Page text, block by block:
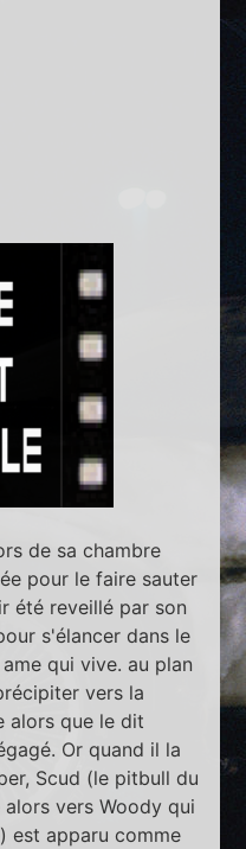
de sa chambre
pour le faire sauter
été reveillé par son
s'élancer dans le
qui vive. au plan
vers la
alors que le dit
Or quand il la
Scud (le pitbull du
vers Woody qui
est apparu comme